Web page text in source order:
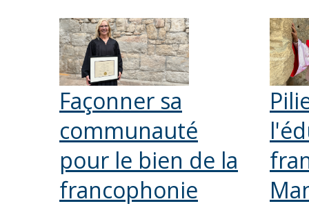
Façonner sa
communauté
pour le bien de la
francophonie